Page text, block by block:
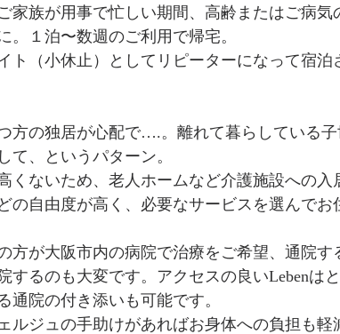
家族が用事で忙しい期間、高齢またはご病気
。１泊〜数週のご利用で帰宅。
ト（小休止）としてリピーターになって宿泊
方の独居が心配で….。離れて暮らしている
て、というパターン。
くないため、老人ホームなど介護施設への入
の自由度が高く、必要なサービスを選んでお
方が大阪市内の病院で治療をご希望、通院す
するのも大変です。アクセスの良いLebenはと
通院の付き添いも可能です。
ルジュの手助けがあればお身体への負担も軽